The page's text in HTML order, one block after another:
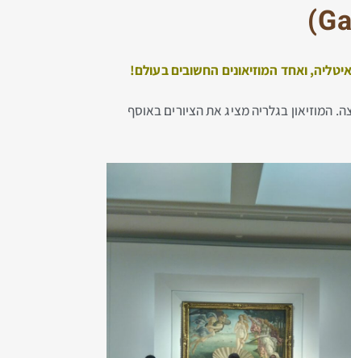
)
ואחד המוזיאונים החשובים בעולם!
המוזיאון בגלריה מציג את הציורים באוסף